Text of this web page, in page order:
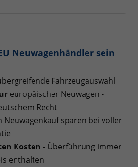
Neuwagenhändler sein
Fahrzeugauswahl
europäischer Neuwagen -
Recht
Neuwagenkauf sparen bei voller
Kosten - Überführung immer
enthalten